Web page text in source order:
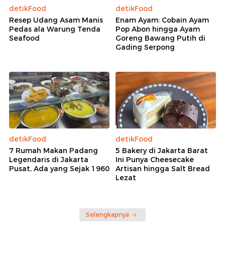
detikFood
Resep Udang Asam Manis
Pedas ala Warung Tenda
Seafood
detikFood
Enam Ayam: Cobain Ayam
Pop Abon hingga Ayam
Goreng Bawang Putih di
Gading Serpong
detikFood
7 Rumah Makan Padang
Legendaris di Jakarta
Pusat, Ada yang Sejak 1960
detikFood
5 Bakery di Jakarta Barat
Ini Punya Cheesecake
Artisan hingga Salt Bread
Lezat
Selengkapnya